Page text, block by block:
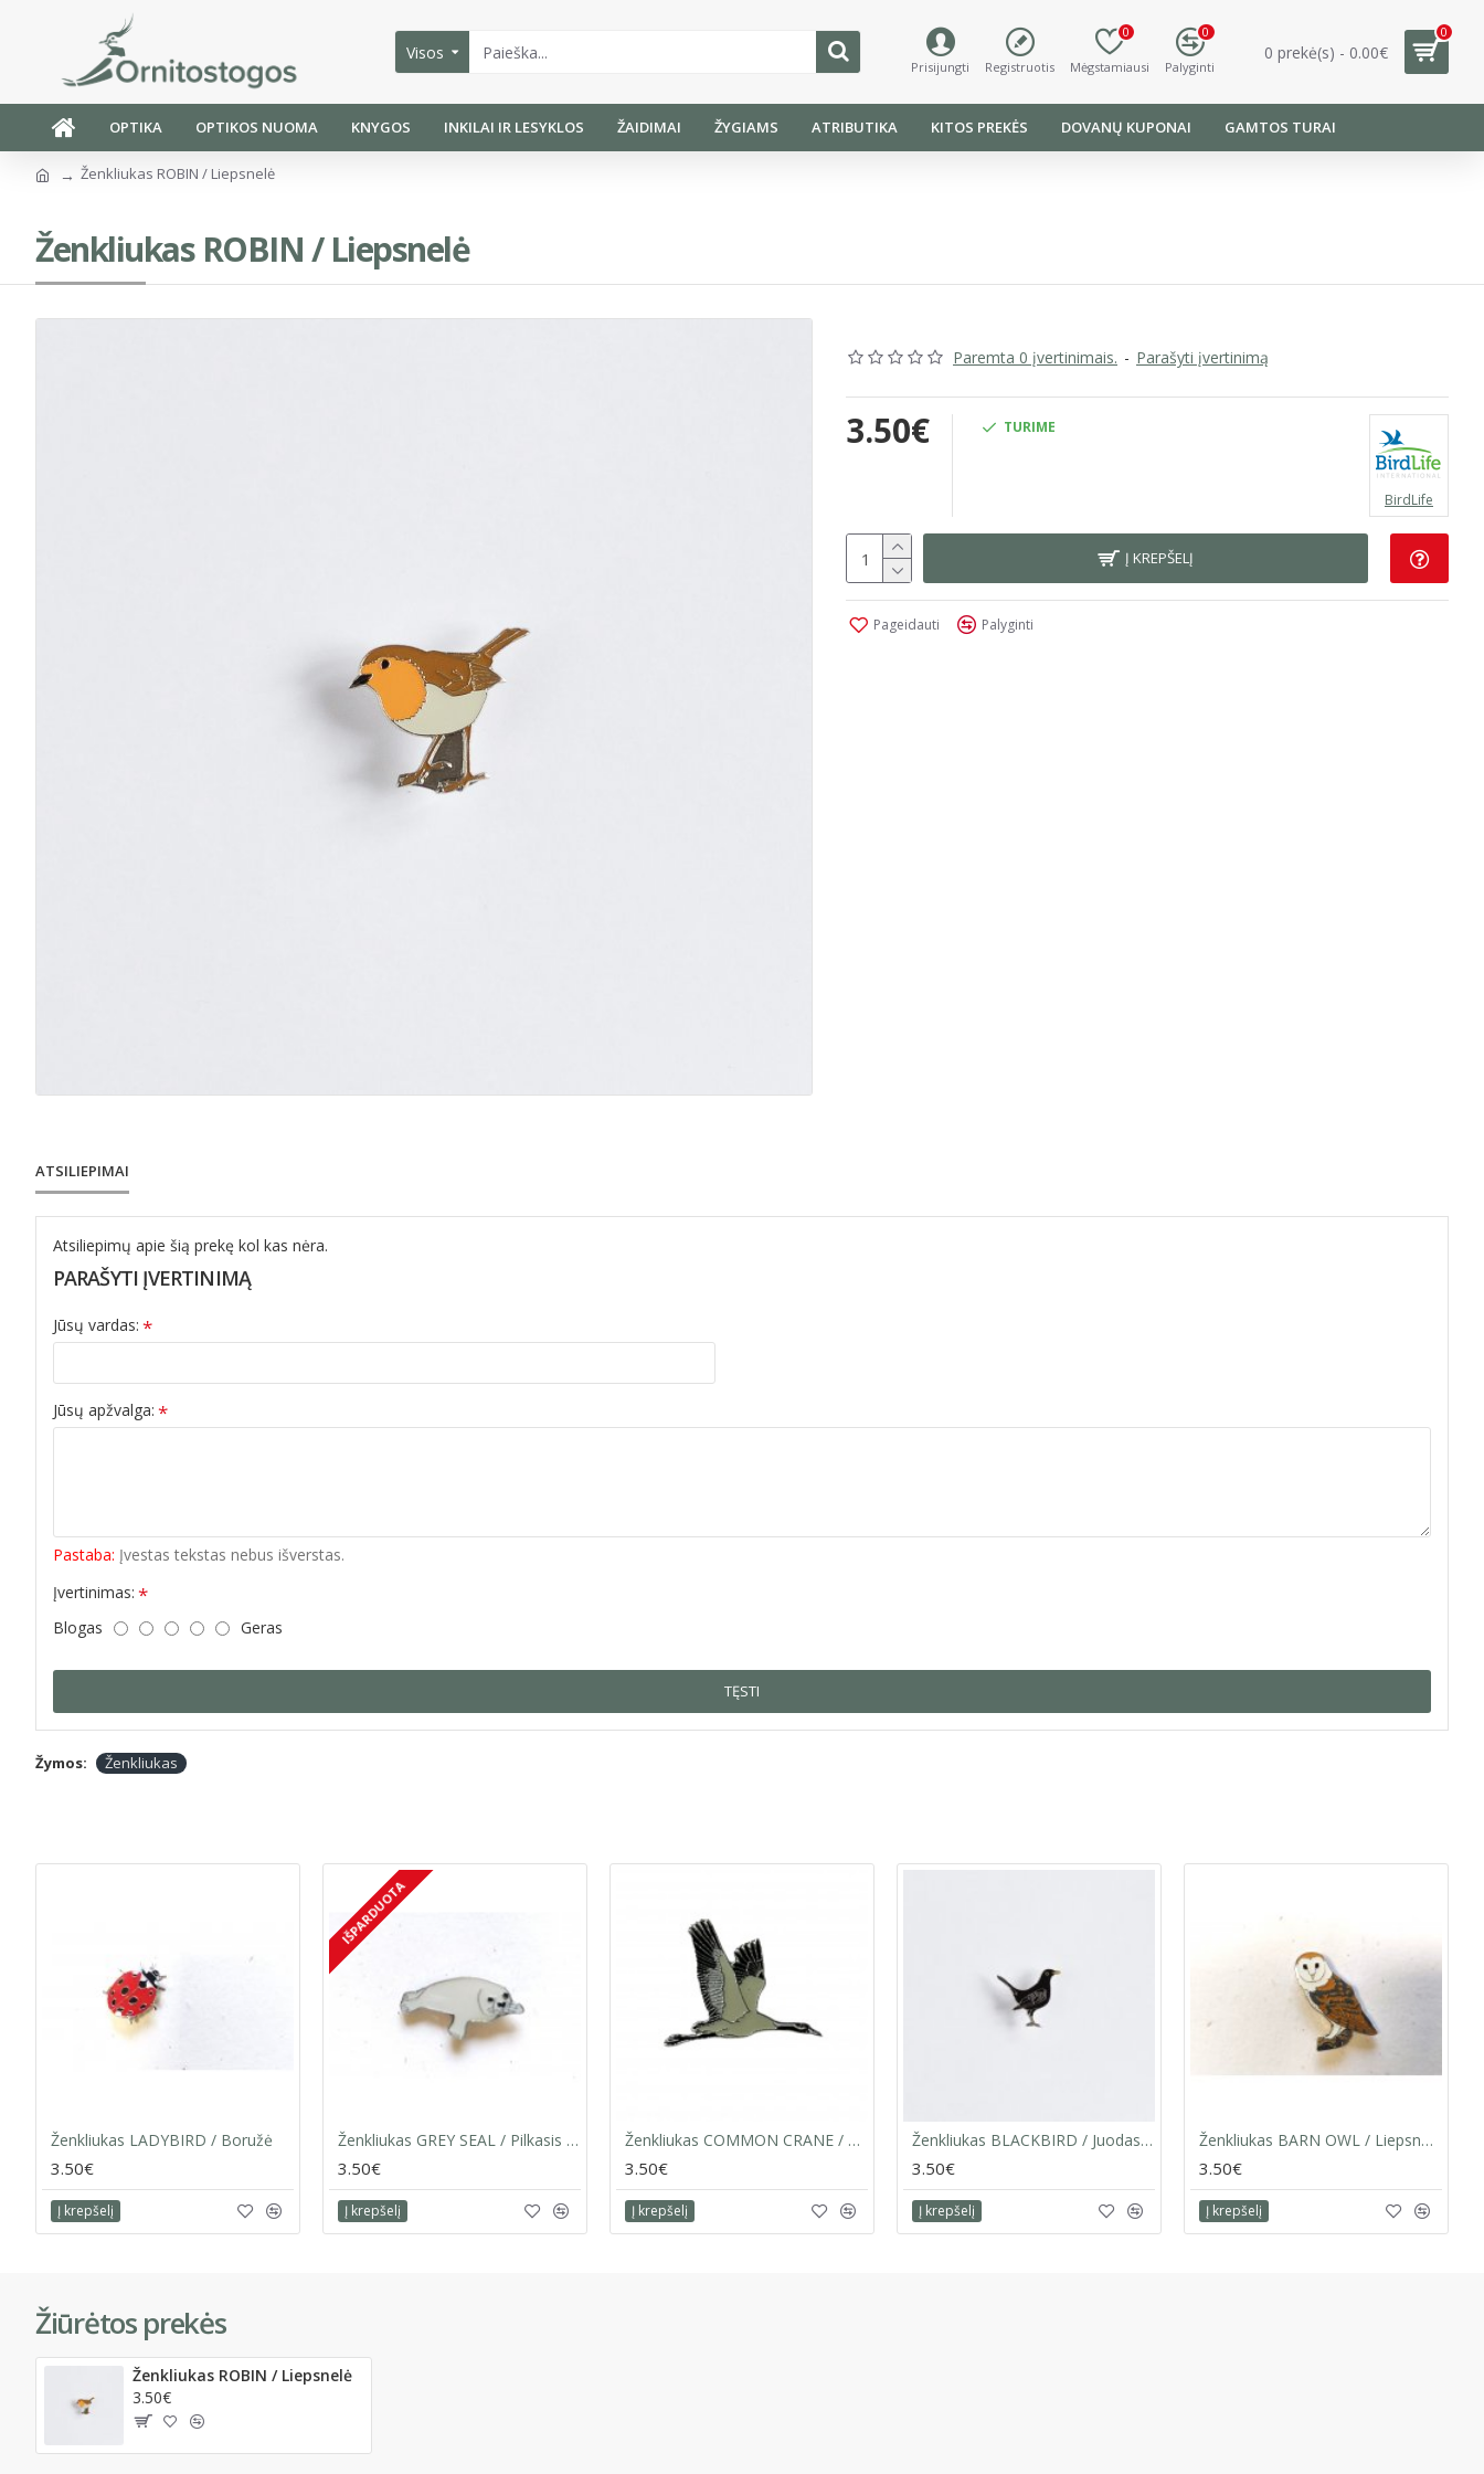
Visos
Prisijungti Registruotis Mėgstamiausi
0
Palyginti
0
0 prekė(s) - 0.00€
0
OPTIKA OPTIKOS NUOMA KNYGOS INKILAI IR LESYKLOS ŽAIDIMAI ŽYGIAMS ATRIBUTIKA KITOS PREKĖS DOVANŲ KUPONAI GAMTOS TURAI
Ženkliukas ROBIN / Liepsnelė
Ženkliukas ROBIN / Liepsnelė
Paremta 0 įvertinimais. - Parašyti įvertinimą
3.50€ TURIME
BirdLife
Į KREPŠELĮ
Pageidauti Palyginti
ATSILIEPIMAI
Atsiliepimų apie šią prekę kol kas nėra.
PARAŠYTI ĮVERTINIMĄ
Jūsų vardas:
Jūsų apžvalga:
Pastaba: Įvestas tekstas nebus išverstas.
Įvertinimas:
Blogas
Geras
TĘSTI
Žymos: Ženkliukas
Ženkliukas LADYBIRD / Boružė
3.50€
Į krepšelį
IŠPARDUOTA
Ženkliukas GREY SEAL / Pilkasis ruonis
3.50€
Į krepšelį
Ženkliukas COMMON CRANE / Pilkoji gervė (skrendanti)
3.50€
Į krepšelį
Ženkliukas BLACKBIRD / Juodasis strazdas
3.50€
Į krepšelį
Ženkliukas BARN OWL / Liepsnotoji pelėda
3.50€
Į krepšelį
Žiūrėtos prekės
Ženkliukas ROBIN / Liepsnelė
3.50€